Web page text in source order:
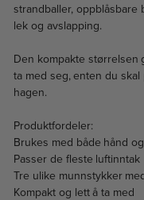
strandballer, oppblåsbare
lek og avslapping.
Den kompakte størrelsen
ta med seg, enten du
hagen.
Produktfordeler:
Brukes med både hånd
Passer de fleste luftinntak
Tre ulike munnstykker
Kompakt og lett å ta med